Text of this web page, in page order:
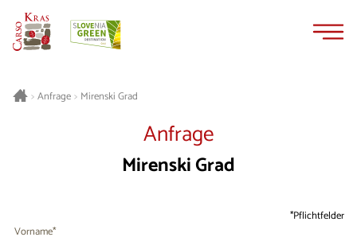
>Anfrage> Mirenski Grad
Anfrage
Mirenski Grad
Pflichtfelder
Vorname